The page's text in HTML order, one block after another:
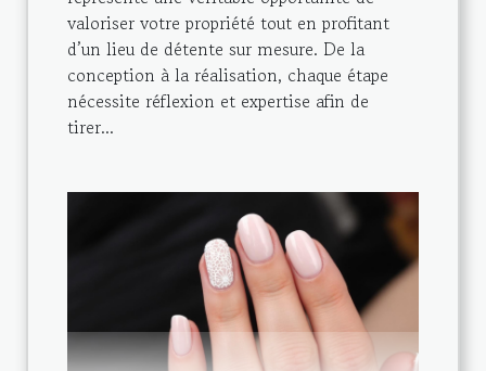
valoriser votre propriété tout en profitant
d’un lieu de détente sur mesure. De la
conception à la réalisation, chaque étape
nécessite réflexion et expertise afin de
tirer...